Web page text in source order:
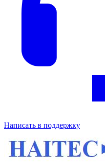
Написать в поддержку